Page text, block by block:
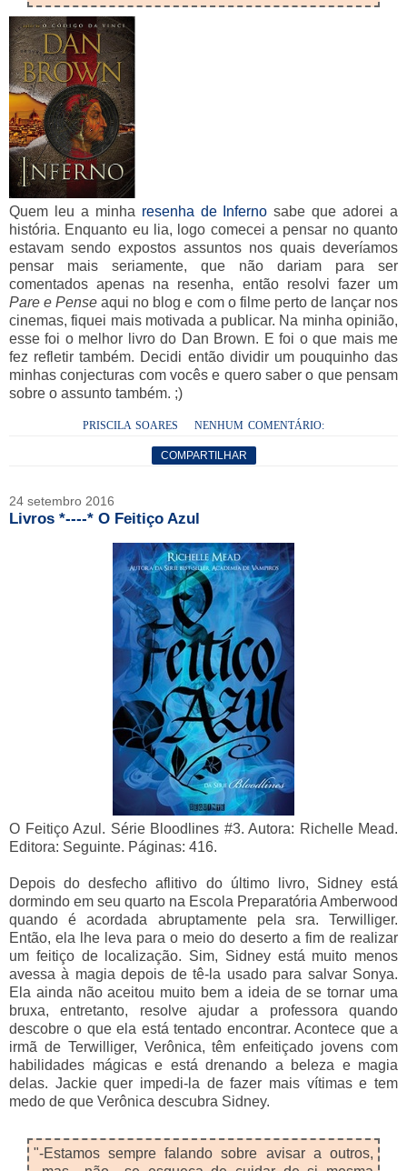
Quem leu a minha resenha de Inferno sabe que adorei a
história. Enquanto eu lia, logo comecei a pensar no quanto
estavam sendo expostos assuntos nos quais deveríamos
pensar mais seriamente, que não dariam para ser
comentados apenas na resenha, então resolvi fazer um
Pare e Pense aqui no blog e com o filme perto de lançar nos
cinemas, fiquei mais motivada a publicar. Na minha opinião,
esse foi o melhor livro do Dan Brown. E foi o que mais me
fez refletir também. Decidi então dividir um pouquinho das
minhas conjecturas com vocês e quero saber o que pensam
sobre o assunto também. ;)
PRISCILA SOARES NENHUM COMENTÁRIO:
COMPARTILHAR
24 setembro 2016
Livros *----* O Feitiço Azul
O Feitiço Azul. Série Bloodlines #3. Autora: Richelle Mead.
Editora: Seguinte. Páginas: 416.
Depois do desfecho aflitivo do último livro, Sidney está
dormindo em seu quarto na Escola Preparatória Amberwood
quando é acordada abruptamente pela sra. Terwilliger.
Então, ela lhe leva para o meio do deserto a fim de realizar
um feitiço de localização. Sim, Sidney está muito menos
avessa à magia depois de tê-la usado para salvar Sonya.
Ela ainda não aceitou muito bem a ideia de se tornar uma
bruxa, entretanto, resolve ajudar a professora quando
descobre o que ela está tentado encontrar. Acontece que a
irmã de Terwilliger, Verônica, têm enfeitiçado jovens com
habilidades mágicas e está drenando a beleza e magia
delas. Jackie quer impedi-la de fazer mais vítimas e tem
medo de que Verônica descubra Sidney.
"-Estamos sempre falando sobre avisar a outros,